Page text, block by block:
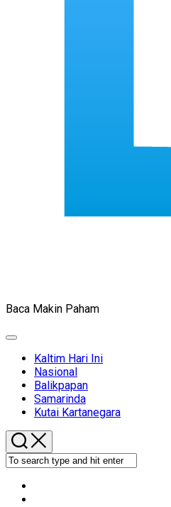
Baca Makin Paham
Expand
Kaltim Hari Ini
Nasional
Balikpapan
Samarinda
Kutai Kartanegara